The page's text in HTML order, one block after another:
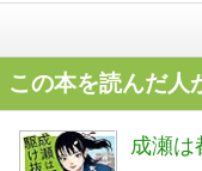
この本を読んだ人
成瀬は